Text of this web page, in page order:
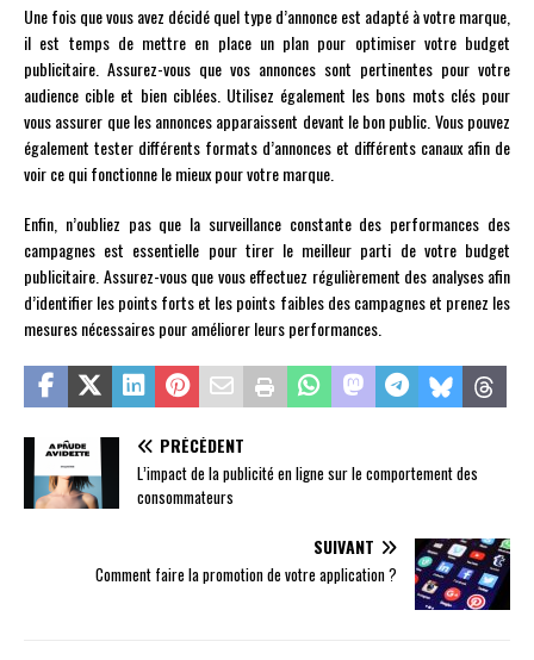
Une fois que vous avez décidé quel type d’annonce est adapté à votre marque,
il est temps de mettre en place un plan pour optimiser votre budget
publicitaire. Assurez-vous que vos annonces sont pertinentes pour votre
audience cible et bien ciblées. Utilisez également les bons mots clés pour
vous assurer que les annonces apparaissent devant le bon public. Vous pouvez
également tester différents formats d’annonces et différents canaux afin de
voir ce qui fonctionne le mieux pour votre marque.
Enfin, n’oubliez pas que la surveillance constante des performances des
campagnes est essentielle pour tirer le meilleur parti de votre budget
publicitaire. Assurez-vous que vous effectuez régulièrement des analyses afin
d’identifier les points forts et les points faibles des campagnes et prenez les
mesures nécessaires pour améliorer leurs performances.
PRÉCÉDENT
L’impact de la publicité en ligne sur le comportement des
consommateurs
SUIVANT
Comment faire la promotion de votre application ?